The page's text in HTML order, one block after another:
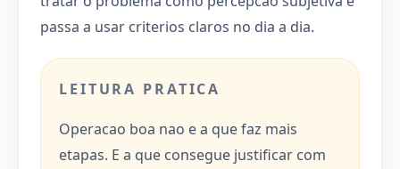
passa a usar criterios claros no dia a dia.
LEITURA PRATICA
Operacao boa nao e a que faz mais
etapas. E a que consegue justificar com